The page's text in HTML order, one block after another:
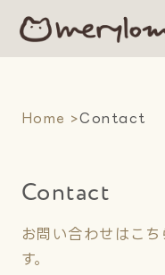
Home Contact
Contact
お問い合わせはこ
す。